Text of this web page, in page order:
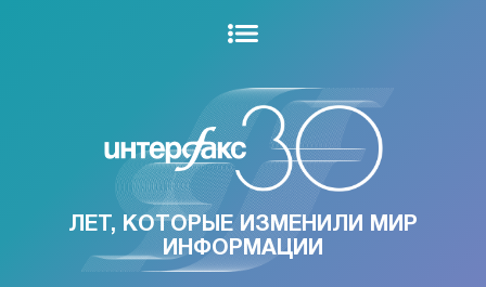
ЛЕТ, КОТОРЫЕ ИЗМЕНИЛИ МИР
ИНФОРМАЦИИ